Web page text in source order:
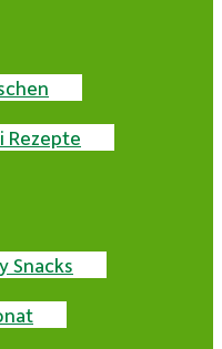
Rezepte
Snacks